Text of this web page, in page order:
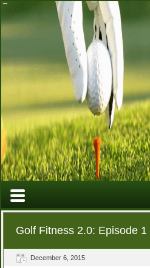
Golf Fitness 2.0: Episode
December 6, 2015